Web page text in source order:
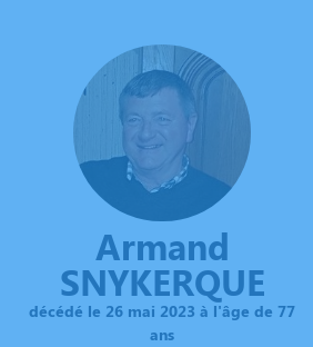
Armand
SNYKERQUE
décédé le 26 mai 2023 à l'âge de 77
ans